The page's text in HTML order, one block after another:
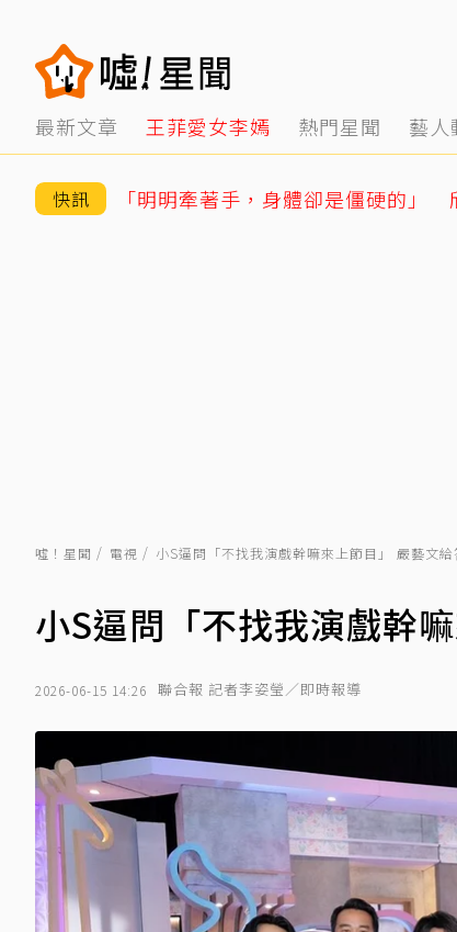
最新文章 王菲愛女李嫣 熱門星聞 藝人
快訊
噓！星聞 電視 小S逼問「不找我演戲幹嘛來上節目」 嚴藝文給
小S逼問「不找我演戲幹
2026-06-15 14:26 聯合報 記者李姿瑩／即時報導